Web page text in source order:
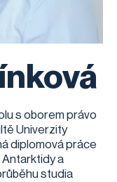
s oborem právo
Univerzity
diplomová práce
Antarktidy a
studia